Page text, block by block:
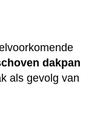
dakpan
als gevolg van